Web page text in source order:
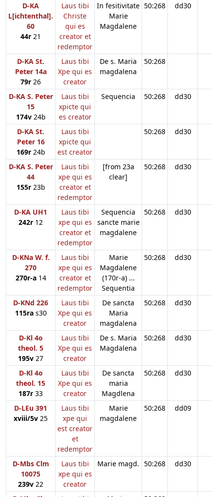
D-KA
L[ichtenthal].
60
44r 21
Laus tibi
Christe
qui es
creator et
redemptor
In fesitivitate
Marie
Magdalene
50:268 dd30
D-KA St.
Peter 14a
79r 26
Laus tibi
Xpe qui es
creator
De s. Maria
magdalena
50:268
D-KA S. Peter
15
174v24b
Laus tibi
xpicte qui
es creator
Sequencia 50:268 dd30
D-KA St.
Peter 16
169r24b
Laus tibi
xpicte qui
est creator
50:268 dd30
D-KA S. Peter
44
155r23b
Laus tibi
xpe qui es
creator et
redemptor
[from 23a
clear]
50:268 dd30
D-KA UH1
242r 12
Laus tibi
xpe qui es
creator et
redemptor
Sequencia
sancte marie
magdalene
50:268 dd30
D-KNa W. f.
270
270r-a14
Laus tibi
xpe qui es
creator et
redemptor
Marie
Magdalene
(170r-a) ...
Sequentia
50:268 dd30
D-KNd 226
115ras30
Laus tibi
Xpe qui es
creator
De sancta
Maria
magdalena
50:268 dd30
D-Kl 4o
theol. 5
195v 27
Laus tibi
Xpe qui es
creator
De s. Maria
Magdalena
50:268 dd30
D-Kl 4o
theol. 15
187r 33
Laus tibi
Xpe qui es
creator
De sancta
maria
Magdlena
50:268 dd30
D-LEu 391
xviii/5v 25
Laus tibi
xpe qui
est creator
et
redemptor
Marie
magdalene
50:268 dd09
D-Mbs Clm
10075
239v 22
Laus tibi
xpe qui es
creator
Marie magd. 50:268 dd30